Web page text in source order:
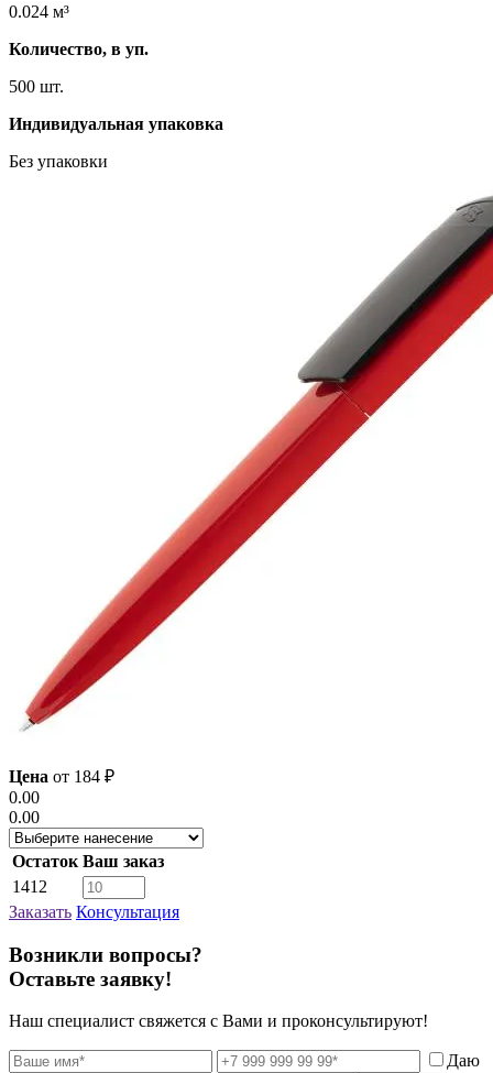
0.024 м³
Количество, в уп.
500 шт.
Индивидуальная упаковка
Без упаковки
Цена от 184 ₽
0.00
0.00
Остаток Ваш заказ
1412
Заказать Консультация
Возникли вопросы?
Оставьте заявку!
Наш специалист свяжется с Вами и проконсультируют!
Даю